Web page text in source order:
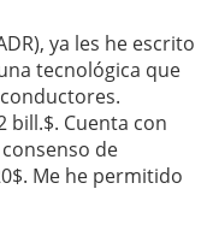
ya les he escrito
tecnológica que
bill.$. Cuenta con
de
Me he permitido